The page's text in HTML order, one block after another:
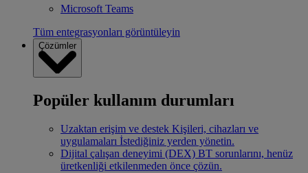
Microsoft Teams
Tüm entegrasyonları görüntüleyin
Çözümler
Popüler kullanım durumları
Uzaktan erişim ve destek Kişileri, cihazları ve
uygulamaları İstediğiniz yerden yönetin.
Dijital çalışan deneyimi (DEX) BT sorunlarını, henüz
üretkenliği etkilenmeden önce çözün.